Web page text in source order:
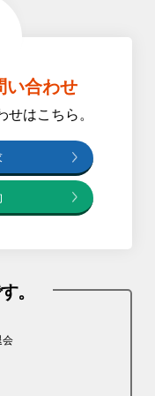
い合わせ
せはこちら。
。
会